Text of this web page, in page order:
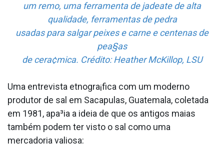
um remo, uma ferramenta de jadea­te de alta
qualidade, ferramentas de pedra
usadas para salgar peixes e carne e centenas de
pea§as
de cera¢mica. Crédito: Heather McKillop, LSU
Uma entrevista etnogra¡fica com um moderno
produtor de sal em Sacapulas, Guatemala, coletada
em 1981, apa³ia a ideia de que os antigos maias
também podem ter visto o sal como uma
mercadoria valiosa: